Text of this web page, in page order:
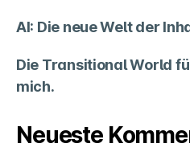
AI: Die neue Welt der
Die Transitional World
mich.
Neueste